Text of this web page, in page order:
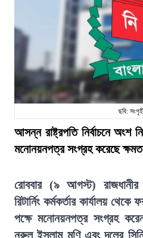
ছবি:
আসন্ন রাষ্ট্রপতি নির্বাচনে অংশ
মনোনয়নপত্র সংগ্রহ করেছে
রোববার (৯ আগস্ট) রাজধানীর
রিটার্নিং কর্মকর্তার কার্যালয়
পক্ষে মনোনয়নপত্র সংগ্রহ
নূরুল ইসলাম মণি এবং দলের